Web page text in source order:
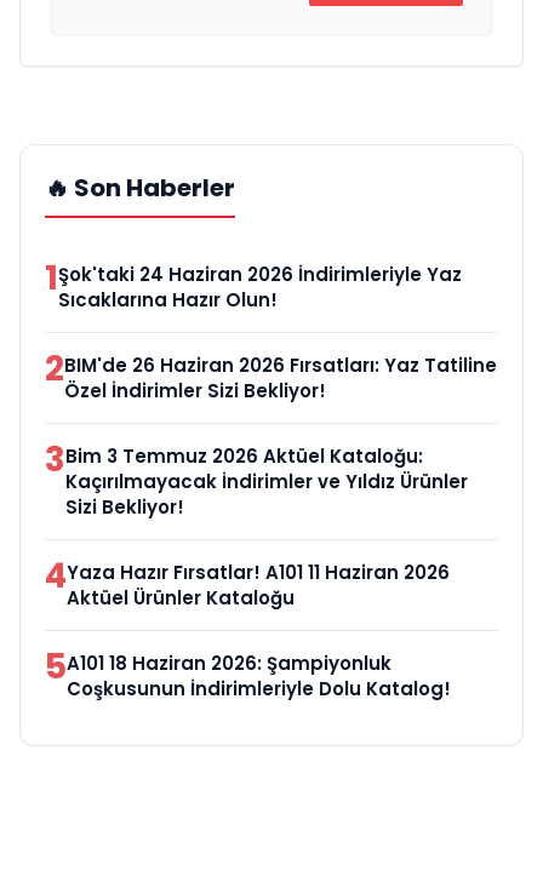
🔥 Son Haberler
1Şok'taki 24 Haziran 2026 İndirimleriyle Yaz
Sıcaklarına Hazır Olun!
2BIM'de 26 Haziran 2026 Fırsatları: Yaz Tatiline
Özel İndirimler Sizi Bekliyor!
3Bim 3 Temmuz 2026 Aktüel Kataloğu:
Kaçırılmayacak İndirimler ve Yıldız Ürünler
Sizi Bekliyor!
4Yaza Hazır Fırsatlar! A101 11 Haziran 2026
Aktüel Ürünler Kataloğu
5A101 18 Haziran 2026: Şampiyonluk
Coşkusunun İndirimleriyle Dolu Katalog!